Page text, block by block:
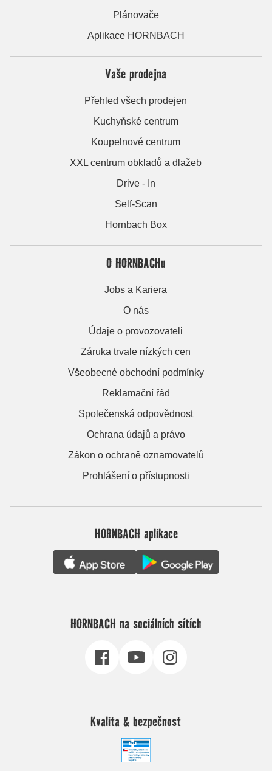
Plánovače
Aplikace HORNBACH
Vaše prodejna
Přehled všech prodejen
Kuchyňské centrum
Koupelnové centrum
XXL centrum obkladů a dlažeb
Drive - In
Self-Scan
Hornbach Box
O HORNBACHu
Jobs a Kariera
O nás
Údaje o provozovateli
Záruka trvale nízkých cen
Všeobecné obchodní podmínky
Reklamační řád
Společenská odpovědnost
Ochrana údajů a právo
Zákon o ochraně oznamovatelů
Prohlášení o přístupnosti
HORNBACH aplikace
HORNBACH na sociálních sítích
Kvalita & bezpečnost